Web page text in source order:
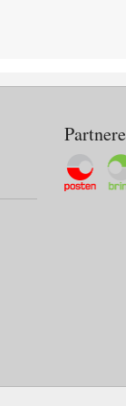
Partnere